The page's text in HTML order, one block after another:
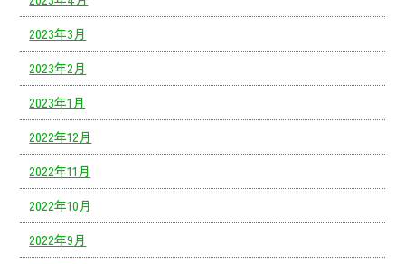
2023年3月
2023年2月
2023年1月
2022年12月
2022年11月
2022年10月
2022年9月